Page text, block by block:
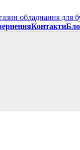
Контакти